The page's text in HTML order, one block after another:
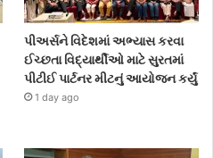
પીઅર્સને વિદેશમાં અભ્યાસ કરવા
ઈચ્છતા વિદ્યાર્થીઓ માટે સુરતમાં
પીટીઈ પાર્ટનર મીટનું આયોજન કર્યું
1 day ago